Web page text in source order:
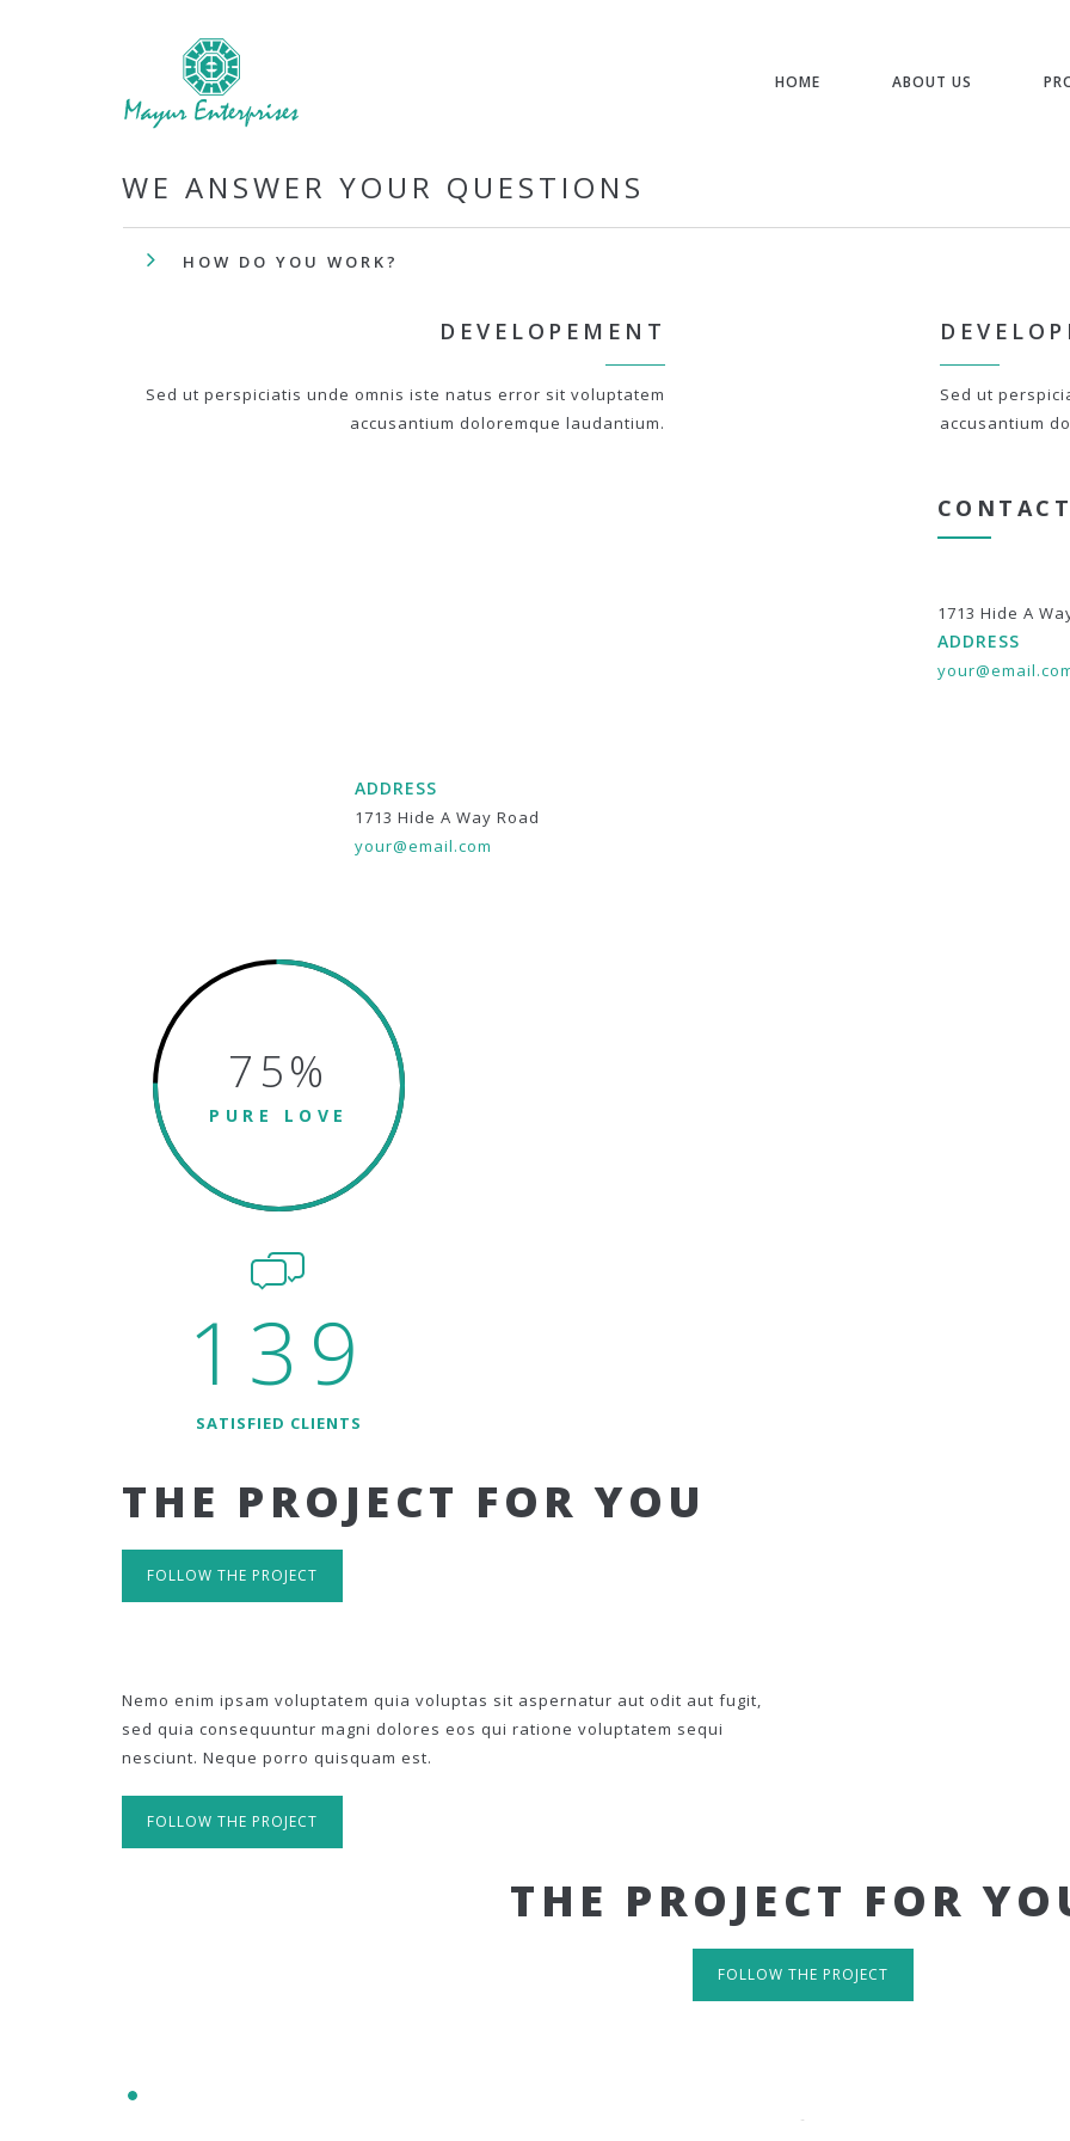
HOME ABOUT US
WE ANSWER YOUR QUESTIONS
HOW DO YOU WORK?
DEVELOPEMENT
Sed ut perspiciatis unde omnis iste natus error sit voluptatem
accusantium doloremque laudantium.
Sed ut
accusantium
1713 Hide A
ADDRESS
ADDRESS
1713 Hide A Way Road
your@email.com
75%
PURE LOVE
139
SATISFIED CLIENTS
THE PROJECT FOR YOU
FOLLOW THE PROJECT
Nemo enim ipsam voluptatem quia voluptas sit aspernatur aut odit aut fugit,
sed quia consequuntur magni dolores eos qui ratione voluptatem sequi
nesciunt. Neque porro quisquam est.
FOLLOW THE PROJECT
THE PROJECT FOR
FOLLOW THE PROJECT